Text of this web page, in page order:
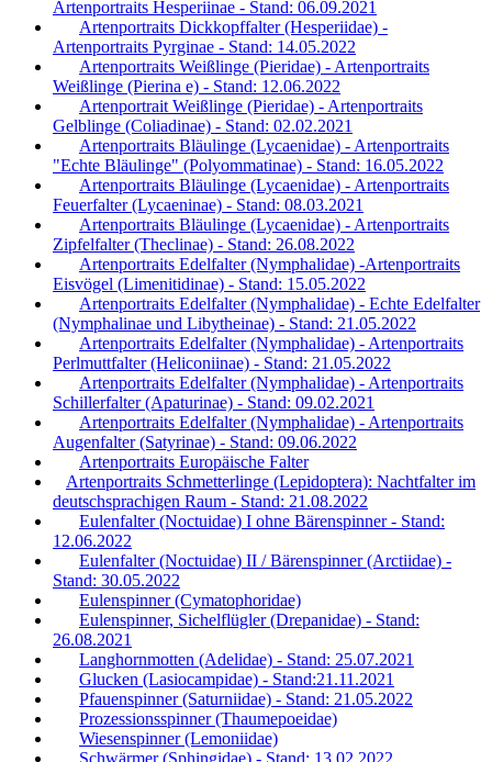
Artenportraits Hesperiinae - Stand: 06.09.2021
Artenportraits Dickkopffalter (Hesperiidae) -
Artenportraits Pyrginae - Stand: 14.05.2022
Artenportraits Weißlinge (Pieridae) - Artenportraits
Weißlinge (Pierina e) - Stand: 12.06.2022
Artenportrait Weißlinge (Pieridae) - Artenportraits
Gelblinge (Coliadinae) - Stand: 02.02.2021
Artenportraits Bläulinge (Lycaenidae) - Artenportraits
"Echte Bläulinge" (Polyommatinae) - Stand: 16.05.2022
Artenportraits Bläulinge (Lycaenidae) - Artenportraits
Feuerfalter (Lycaeninae) - Stand: 08.03.2021
Artenportraits Bläulinge (Lycaenidae) - Artenportraits
Zipfelfalter (Theclinae) - Stand: 26.08.2022
Artenportraits Edelfalter (Nymphalidae) -Artenportraits
Eisvögel (Limenitidinae) - Stand: 15.05.2022
Artenportraits Edelfalter (Nymphalidae) - Echte Edelfalter
(Nymphalinae und Libytheinae) - Stand: 21.05.2022
Artenportraits Edelfalter (Nymphalidae) - Artenportraits
Perlmuttfalter (Heliconiinae) - Stand: 21.05.2022
Artenportraits Edelfalter (Nymphalidae) - Artenportraits
Schillerfalter (Apaturinae) - Stand: 09.02.2021
Artenportraits Edelfalter (Nymphalidae) - Artenportraits
Augenfalter (Satyrinae) - Stand: 09.06.2022
Artenportraits Europäische Falter
Artenportraits Schmetterlinge (Lepidoptera): Nachtfalter im
deutschsprachigen Raum - Stand: 21.08.2022
Eulenfalter (Noctuidae) I ohne Bärenspinner - Stand:
12.06.2022
Eulenfalter (Noctuidae) II / Bärenspinner (Arctiidae) -
Stand: 30.05.2022
Eulenspinner (Cymatophoridae)
Eulenspinner, Sichelflügler (Drepanidae) - Stand:
26.08.2021
Langhornmotten (Adelidae) - Stand: 25.07.2021
Glucken (Lasiocampidae) - Stand:21.11.2021
Pfauenspinner (Saturniidae) - Stand: 21.05.2022
Prozessionsspinner (Thaumepoeidae)
Wiesenspinner (Lemoniidae)
Schwärmer (Sphingidae) - Stand: 13.02.2022